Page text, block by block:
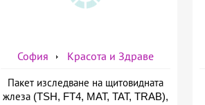
София Красота и Здраве
Пакет изследване на щитовидната
жлеза (TSH, FT4, MAT, TAT, TRAB),